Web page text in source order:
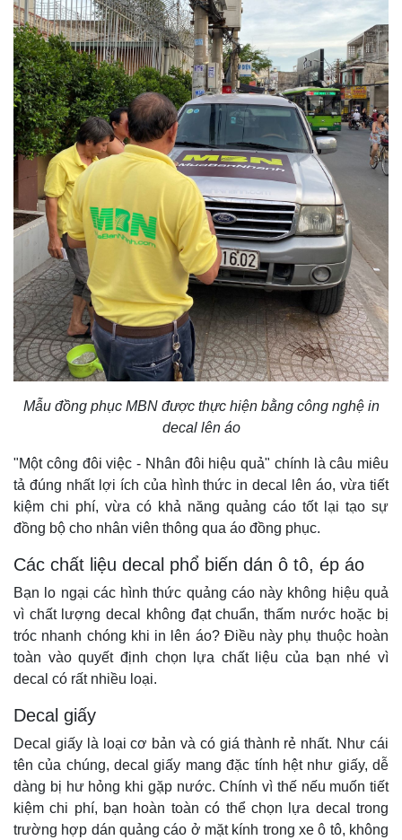
Mẫu đồng phục MBN được thực hiện bằng công nghệ in
decal lên áo
"Một công đôi việc - Nhân đôi hiệu quả" chính là câu miêu
tả đúng nhất lợi ích của hình thức in decal lên áo, vừa tiết
kiệm chi phí, vừa có khả năng quảng cáo tốt lại tạo sự
đồng bộ cho nhân viên thông qua áo đồng phục.
Các chất liệu decal phổ biến dán ô tô, ép áo
Bạn lo ngại các hình thức quảng cáo này không hiệu quả
vì chất lượng decal không đạt chuẩn, thấm nước hoặc bị
tróc nhanh chóng khi in lên áo? Điều này phụ thuộc hoàn
toàn vào quyết định chọn lựa chất liệu của bạn nhé vì
decal có rất nhiều loại.
Decal giấy
Decal giấy là loại cơ bản và có giá thành rẻ nhất. Như cái
tên của chúng, decal giấy mang đặc tính hệt như giấy, dễ
dàng bị hư hỏng khi gặp nước. Chính vì thế nếu muốn tiết
kiệm chi phí, bạn hoàn toàn có thể chọn lựa decal trong
trường hợp dán quảng cáo ở mặt kính trong xe ô tô, không